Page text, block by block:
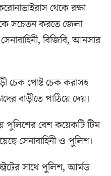
থেকে রক্ষা
সচেতন করতে জেলা
বিজিবি, আনসার
চেক পোষ্ট চেক করাসহ
বাড়ীতে পাঠিয়ে দেয়।
পুলিশের বেশ কয়েকটি টিম
সেনাবাহিনী ও পুলিশ।
সাথে পুলিশ, আর্মড